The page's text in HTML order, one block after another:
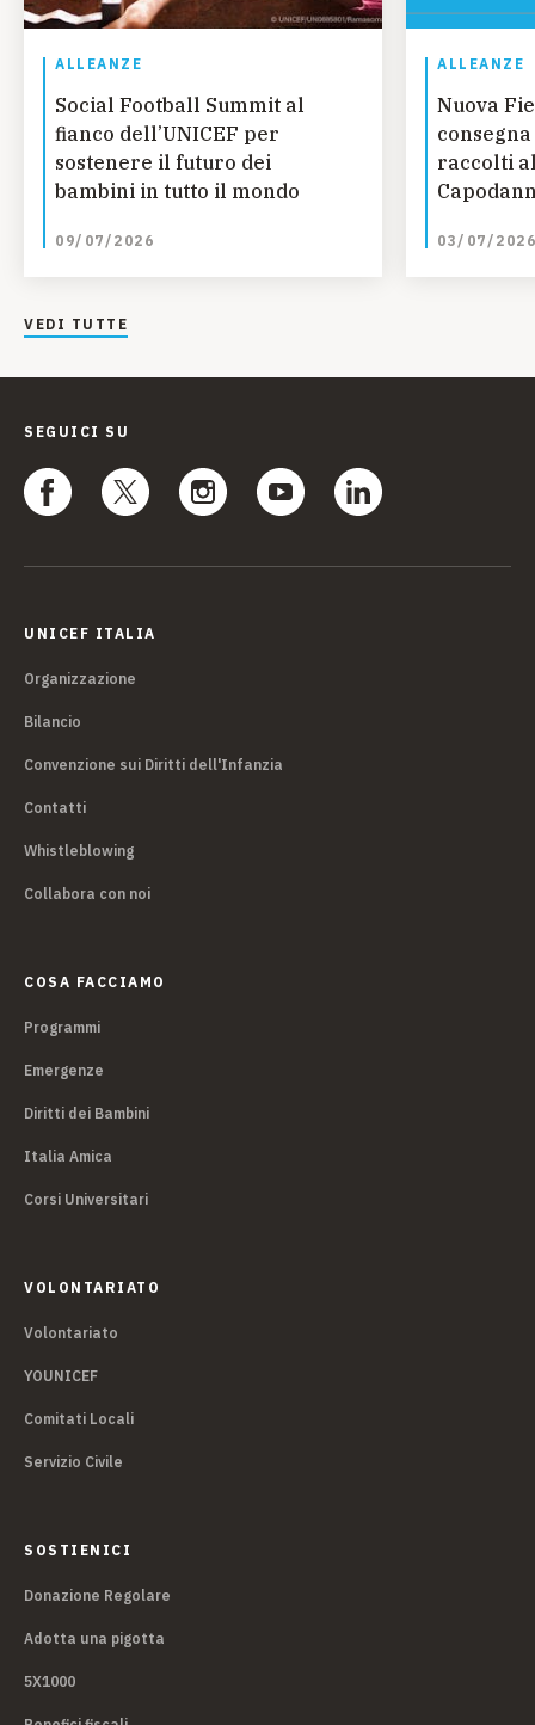
ALLEANZE
Social Football Summit al
fianco dell’UNICEF per
sostenere il futuro dei
bambini in tutto il mondo
09/07/2026
ALLEANZE
Nuova
raccolti
03/07/2026
VEDI TUTTE
SEGUICI SU
UNICEF ITALIA
Organizzazione
Bilancio
Convenzione sui Diritti dell'Infanzia
Contatti
Whistleblowing
Collabora con noi
COSA FACCIAMO
Programmi
Emergenze
Diritti dei Bambini
Italia Amica
Corsi Universitari
VOLONTARIATO
Volontariato
YOUNICEF
Comitati Locali
Servizio Civile
SOSTIENICI
Donazione Regolare
Adotta una pigotta
5X1000